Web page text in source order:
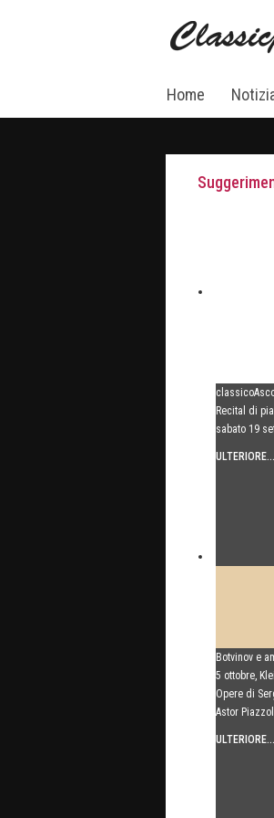
Home
Recital di
sabato 19
ULTERIORE...
Botvinov e
5 ottobre,
Opere di
Astor
ULTERIORE...